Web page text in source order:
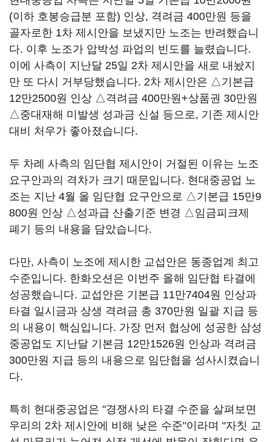
(이하 호봉승급분 포함) 인상, 격려금 400만원 등을
골자로한 1차 제시안을 보냈지만 노조는 반려했습니
다. 이후 노조가 압박성 파업의 빈도를 늘렸습니다.
이에 사측이 지난달 25일 2차 제시안을 새로 내놨지
만 또 다시 거부당했습니다. 2차 제시안은 △기본급
12만2500원 인상 △격려금 400만원+상품권 30만원
△중대재해 미발생 성과금 신설 등으로, 기존 제시안
대비 처우가 좋아졌습니다.
두 차례 사측의 임단협 제시안이 거절된 이유는 노조
요구안과의 격차가 크기 때문입니다. 현대중공업 노
조는 지난 4월 올 임단협 요구안으로 △기본급 15만9
800원 인상 △성과급 산출기준 변경 △임금피크제
폐기 등의 내용을 담았습니다.
다만, 사측이 노조에 제시한 교섭안은 동종업계 최고
수준입니다. 한화오션은 이번주 올해 임단협 타결에
성공했습니다. 교섭안은 기본급 11만7404원 인상과
타결 일시금과 상생 격려금 총 370만원 일괄 지급 등
의 내용이 핵심입니다. 가장 먼저 협상에 성공한 삼성
중공업도 지난달 기본금 12만1526원 인상과 격려금
300만원 지급 등의 내용으로 임단협을 성사시켰습니
다.
특히 현대중공업은 "경쟁사의 타결 수준을 살펴보면
우리의 2차 제시안에 비해 낮은 수준"이라며 "자칫 교